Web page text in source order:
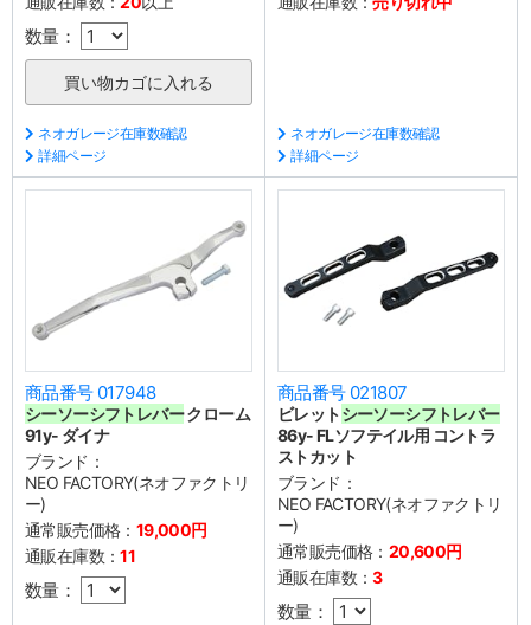
数量：
ネオガレージ在庫数確認
詳細ページ
ネオガレージ在庫数確認
詳細ページ
商品番号 017948
シーソーシフトレバークローム
91y- ダイナ
ブランド：
NEO FACTORY(ネオファクトリ
ー)
通常販売価格： 19,000円
通販在庫数：11
数量：
商品番号 021807
ビレットシーソーシフトレバー
86y- FLソフテイル用 コントラ
ストカット
ブランド：
NEO FACTORY(ネオファクトリ
ー)
通常販売価格： 20,600円
通販在庫数：3
数量：